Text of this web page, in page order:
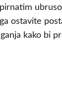
ostavite
kako bi